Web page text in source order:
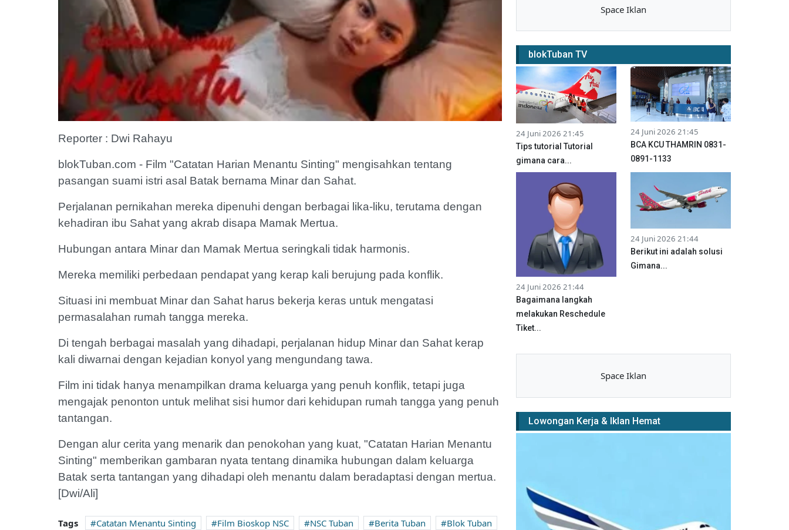
Reporter : Dwi Rahayu
blokTuban.com - Film "Catatan Harian Menantu Sinting" mengisahkan tentang
pasangan suami istri asal Batak bernama Minar dan Sahat.
Perjalanan pernikahan mereka dipenuhi dengan berbagai lika-liku, terutama dengan
kehadiran ibu Sahat yang akrab disapa Mamak Mertua.
Hubungan antara Minar dan Mamak Mertua seringkali tidak harmonis.
Mereka memiliki perbedaan pendapat yang kerap kali berujung pada konflik.
Situasi ini membuat Minar dan Sahat harus bekerja keras untuk mengatasi
permasalahan rumah tangga mereka.
Di tengah berbagai masalah yang dihadapi, perjalanan hidup Minar dan Sahat kerap
kali diwarnai dengan kejadian konyol yang mengundang tawa.
Film ini tidak hanya menampilkan drama keluarga yang penuh konflik, tetapi juga
mengajak penonton untuk melihat sisi humor dari kehidupan rumah tangga yang penuh
tantangan.
Dengan alur cerita yang menarik dan penokohan yang kuat, "Catatan Harian Menantu
Sinting" memberikan gambaran nyata tentang dinamika hubungan dalam keluarga
Batak serta tantangan yang dihadapi oleh menantu dalam beradaptasi dengan mertua.
[Dwi/Ali]
Tags Catatan Menantu Sinting Film Bioskop NSC NSC Tuban Berita Tuban
Blok Tuban
Space Iklan
blokTuban TV
24 Juni 2026 21:45
Tips tutorial Tutorial
gimana cara...
24 Juni 2026 21:45
BCA KCU THAMRIN 0831-
0891-1133
24 Juni 2026 21:44
Bagaimana langkah
melakukan Reschedule
Tiket...
24 Juni 2026 21:44
Berikut ini adalah solusi
Gimana...
Space Iklan
Lowongan Kerja & Iklan Hemat